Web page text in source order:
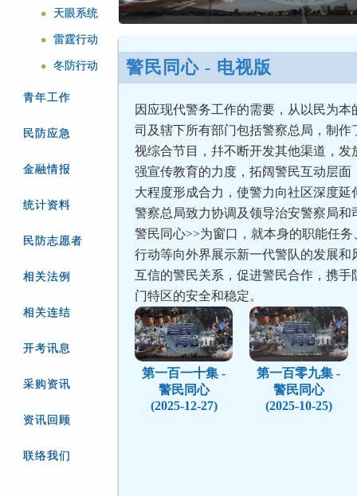
● 天眼系统
● 雷霆行动
● 冬防行动
青年工作
民防应急
金融情报
统计资料
民防志愿者
相关法例
相关连结
开考讯息
采购资讯
资讯回顾
联络我们
警民同心 - 电视版
因应现代警务工作的需要，从以民为本
司及辖下所有部门包括警察总局，制作
视综合节目，幷不断开发其他渠道，发
强宣传教育的力度，拓阔警民互动层面
大程度形成合力，使警力向社区深度延
警察总局致力协调及领导治安警察局和
警民同心>>为窗口，就本身的职能任
行动等向外界展示新一代警队的发展和
互信的警民关系，促进警民合作，携手
门特区的安全和稳定。
第一百一十集 -
警民同心
(2025-12-27)
第一百零九集 -
警民同心
(2025-10-25)